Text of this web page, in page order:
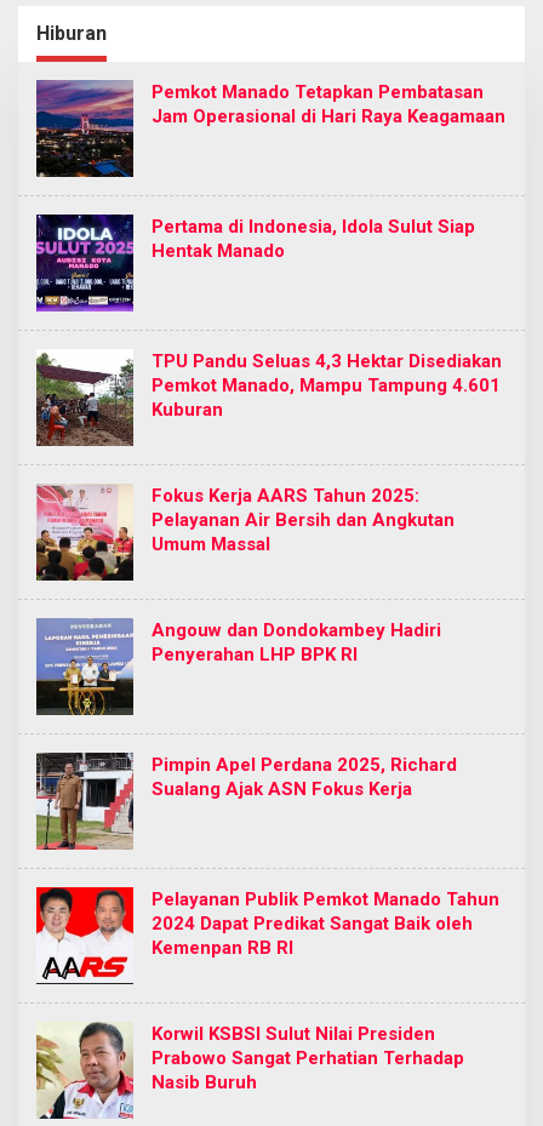
Hiburan
Pemkot Manado Tetapkan Pembatasan
Jam Operasional di Hari Raya Keagamaan
Pertama di Indonesia, Idola Sulut Siap
Hentak Manado
TPU Pandu Seluas 4,3 Hektar Disediakan
Pemkot Manado, Mampu Tampung 4.601
Kuburan
Fokus Kerja AARS Tahun 2025:
Pelayanan Air Bersih dan Angkutan
Umum Massal
Angouw dan Dondokambey Hadiri
Penyerahan LHP BPK RI
Pimpin Apel Perdana 2025, Richard
Sualang Ajak ASN Fokus Kerja
Pelayanan Publik Pemkot Manado Tahun
2024 Dapat Predikat Sangat Baik oleh
Kemenpan RB RI
Korwil KSBSI Sulut Nilai Presiden
Prabowo Sangat Perhatian Terhadap
Nasib Buruh